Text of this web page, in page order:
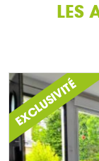
LES
EXCLUSIVITÉ